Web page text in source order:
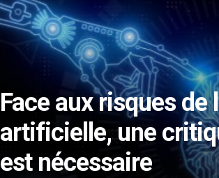
Face aux risques de
artificielle, une
est nécessaire